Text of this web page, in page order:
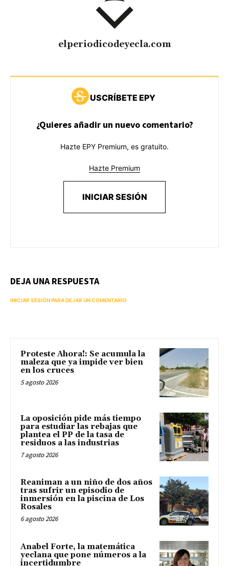
elperiodicodeyecla.com
USCRÍBETE EPY
¿Quieres añadir un nuevo comentario?
Hazte EPY Premium, es gratuito.
Hazte Premium
INICIAR SESIÓN
DEJA UNA RESPUESTA
INICIAR SESIÓN PARA DEJAR UN COMENTARIO
Proteste Ahora!: Se acumula la
maleza que ya impide ver bien
en los cruces
5 agosto 2026
La oposición pide más tiempo
para estudiar las rebajas que
plantea el PP de la tasa de
residuos a las industrias
7 agosto 2026
Reaniman a un niño de dos años
tras sufrir un episodio de
inmersión en la piscina de Los
Rosales
6 agosto 2026
Anabel Forte, la matemática
yeclana que pone números a la
incertidumbre